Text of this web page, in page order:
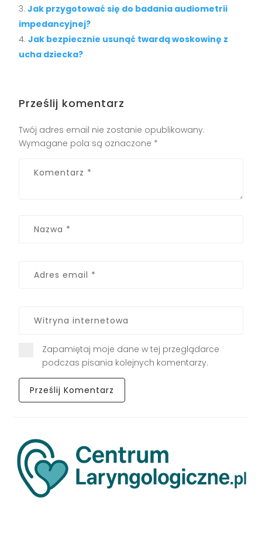
Jak przygotować się do badania audiometrii
impedancyjnej?
Jak bezpiecznie usunąć twardą woskowinę z
ucha dziecka?
Prześlij komentarz
Twój adres email nie zostanie opublikowany.
Wymagane pola są oznaczone *
Zapamiętaj moje dane w tej przeglądarce
podczas pisania kolejnych komentarzy.